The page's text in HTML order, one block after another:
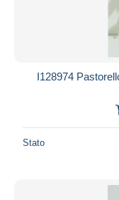
I128974
Stato